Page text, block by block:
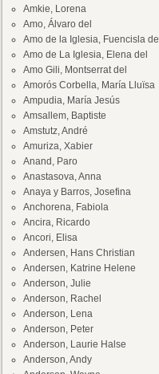
Amkie, Lorena
Amo, Álvaro del
Amo de la Iglesia, Fuencisla del
Amo de La Iglesia, Elena del
Amo Gili, Montserrat del
Amorós Corbella, María Lluïsa
Ampudia, María Jesús
Amsallem, Baptiste
Amstutz, André
Amuriza, Xabier
Anand, Paro
Anastasova, Anna
Anaya y Barros, Josefina
Anchorena, Fabiola
Ancira, Ricardo
Ancori, Elisa
Andersen, Hans Christian
Andersen, Katrine Helene
Anderson, Julie
Anderson, Rachel
Anderson, Lena
Anderson, Peter
Anderson, Laurie Halse
Anderson, Andy